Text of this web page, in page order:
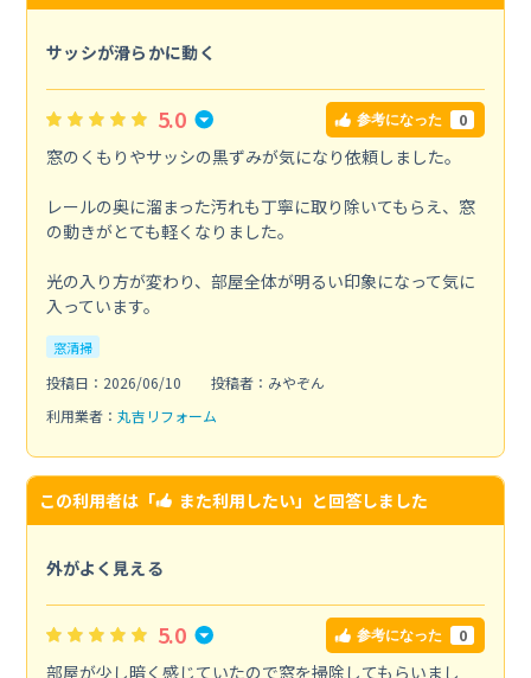
サッシが滑らかに動く
5.0 参考になった 0
窓のくもりやサッシの黒ずみが気になり依頼しました。
レールの奥に溜まった汚れも丁寧に取り除いてもらえ、窓
の動きがとても軽くなりました。
光の入り方が変わり、部屋全体が明るい印象になって気に
入っています。
窓清掃
投稿日：2026/06/10
投稿者：みやぞん
利用業者： 丸吉リフォーム
この利用者は「 また利用したい」と回答しました
外がよく見える
5.0 参考になった 0
部屋が少し暗く感じていたので窓を掃除してもらいまし